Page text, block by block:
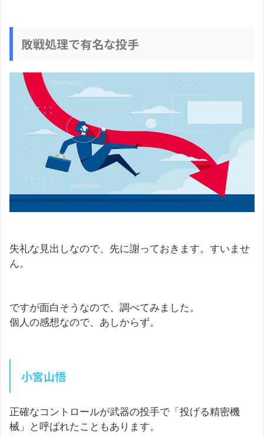
敗戦処理で有名な投手
失礼な見出しなので、先に謝っておきます。すいませ
ん。
ですが面白そうなので、調べてみました。
個人の感想なので、あしからず。
小宮山悟
正確なコントロールが武器の投手で「投げる精密機
械」と呼ばれたこともあります。